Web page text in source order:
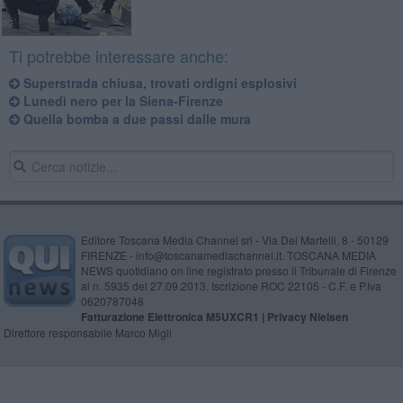
Ti potrebbe interessare anche:
Superstrada chiusa, trovati ordigni esplosivi
Lunedì nero per la Siena-Firenze
Quella bomba a due passi dalle mura
Editore Toscana Media Channel srl - Via Dei Martelli, 8 - 50129
FIRENZE - info@toscanamediachannel.it. TOSCANA MEDIA
NEWS quotidiano on line registrato presso il Tribunale di Firenze
al n. 5935 del 27.09.2013. Iscrizione ROC 22105 - C.F. e P.Iva
0620787048
Fatturazione Elettronica M5UXCR1 | Privacy Nielsen
Direttore responsabile Marco Migli